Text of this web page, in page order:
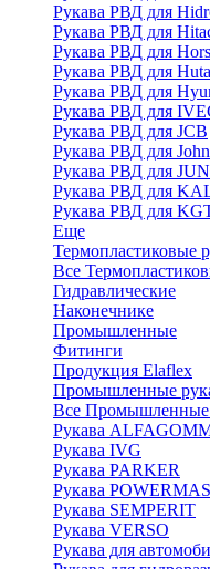
Рукава РВД для
Рукава РВД для
Рукава РВД для
Рукава РВД для
Рукава РВД для
Рукава РВД для
Рукава РВД для JCB
Рукава РВД для
Рукава РВД для
Рукава РВД для
Рукава РВД для
Еще
Термопластиковые
Все
Гидравлические
Наконечнике
Промышленные
Фитинги
Продукция Elaflex
Промышленные
Все Промышленные
Рукава
Рукава IVG
Рукава PARKER
Рукава
Рукава SEMPERIT
Рукава VERSO
Рукава для